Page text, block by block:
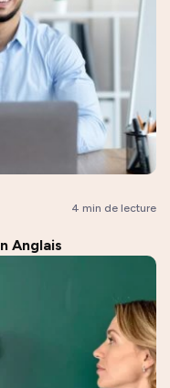
4 min de lecture
Anglais